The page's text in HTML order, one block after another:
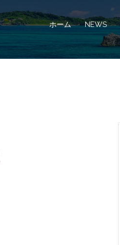
ホーム NEWS